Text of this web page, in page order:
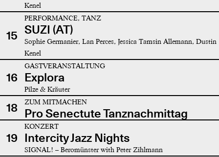
Kenel
15
PERFORMANCE, TANZ
SUZI (AT)
Sophie Germanier, Lan Perces, Jessica Tamsin Allemann, Dustin
Kenel
16
GASTVERANSTALTUNG
Explora
Pilze & Kräuter
18 ZUM MITMACHEN
Pro Senectute Tanznachmittag
19
KONZERT
Intercity Jazz Nights
SIGNAL! – Beromünster with Peter Zihlmann